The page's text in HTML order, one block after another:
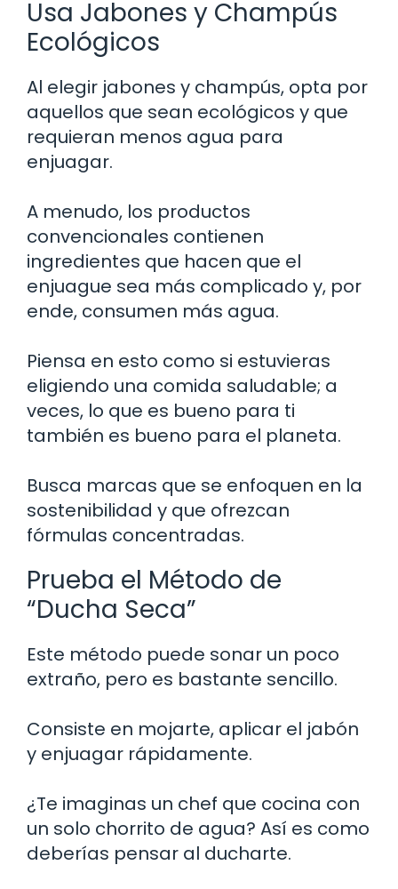
Usa Jabones y Champús
Ecológicos
Al elegir jabones y champús, opta por
aquellos que sean ecológicos y que
requieran menos agua para
enjuagar.
A menudo, los productos
convencionales contienen
ingredientes que hacen que el
enjuague sea más complicado y, por
ende, consumen más agua.
Piensa en esto como si estuvieras
eligiendo una comida saludable; a
veces, lo que es bueno para ti
también es bueno para el planeta.
Busca marcas que se enfoquen en la
sostenibilidad y que ofrezcan
fórmulas concentradas.
Prueba el Método de
“Ducha Seca”
Este método puede sonar un poco
extraño, pero es bastante sencillo.
Consiste en mojarte, aplicar el jabón
y enjuagar rápidamente.
¿Te imaginas un chef que cocina con
un solo chorrito de agua? Así es como
deberías pensar al ducharte.